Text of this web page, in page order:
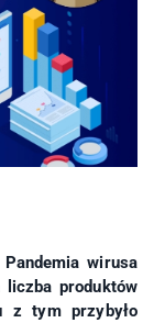
wirusa
liczba produktów
z tym przybyło